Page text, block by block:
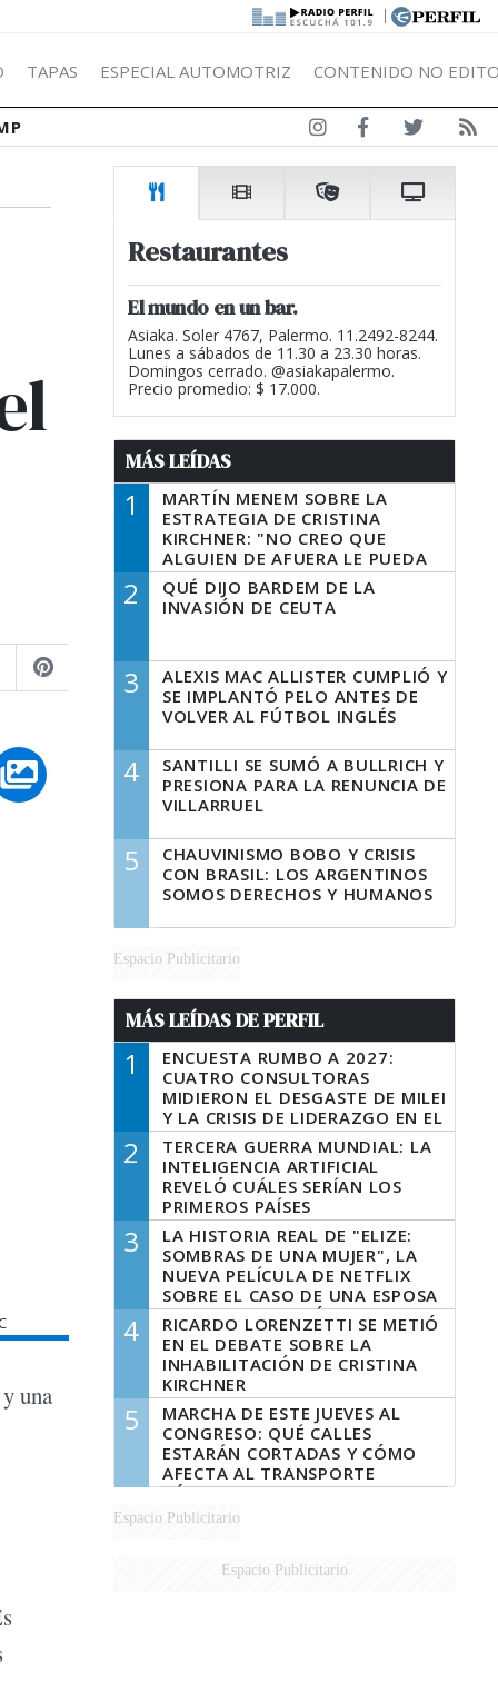
|
TAPAS ESPECIAL AUTOMOTRIZ CONTENIDO NO
una
Restaurantes
El mundo en un bar.
Asiaka. Soler 4767, Palermo. 11.2492-8244.
Lunes a sábados de 11.30 a 23.30 horas.
Domingos cerrado. @asiakapalermo.
Precio promedio: $ 17.000.
MÁS LEÍDAS
1
MARTÍN MENEM SOBRE LA
ESTRATEGIA DE CRISTINA
KIRCHNER: "NO CREO QUE
ALGUIEN DE AFUERA LE PUEDA
DECIR A LA JUSTICIA LO QUE
TIENE QUE HACER"
2
QUÉ DIJO BARDEM DE LA
INVASIÓN DE CEUTA
3
ALEXIS MAC ALLISTER CUMPLIÓ Y
SE IMPLANTÓ PELO ANTES DE
VOLVER AL FÚTBOL INGLÉS
4
SANTILLI SE SUMÓ A BULLRICH Y
PRESIONA PARA LA RENUNCIA DE
VILLARRUEL
5
CHAUVINISMO BOBO Y CRISIS
CON BRASIL: LOS ARGENTINOS
SOMOS DERECHOS Y HUMANOS
Espacio Publicitario
MÁS LEÍDAS DE PERFIL
1
ENCUESTA RUMBO A 2027:
CUATRO CONSULTORAS
MIDIERON EL DESGASTE DE MILEI
Y LA CRISIS DE LIDERAZGO EN EL
PERONISMO
2
TERCERA GUERRA MUNDIAL: LA
INTELIGENCIA ARTIFICIAL
REVELÓ CUÁLES SERÍAN LOS
PRIMEROS PAÍSES
LATINOAMERICANOS EN SER
DERROTADOS
3
LA HISTORIA REAL DE "ELIZE:
SOMBRAS DE UNA MUJER", LA
NUEVA PELÍCULA DE NETFLIX
SOBRE EL CASO DE UNA ESPOSA
QUE DESCUARTIZÓ A SU
MARIDO
4
RICARDO LORENZETTI SE METIÓ
EN EL DEBATE SOBRE LA
INHABILITACIÓN DE CRISTINA
KIRCHNER
5
MARCHA DE ESTE JUEVES AL
CONGRESO: QUÉ CALLES
ESTARÁN CORTADAS Y CÓMO
AFECTA AL TRANSPORTE
PÚBLICO
Espacio Publicitario
Espacio Publicitario